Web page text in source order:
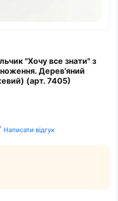
"Хочу все знати" з
Дерев'яний
(арт. 7405)
Написати відгук